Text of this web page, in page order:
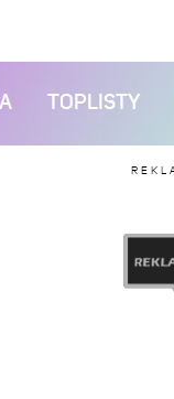
TOPLISTY